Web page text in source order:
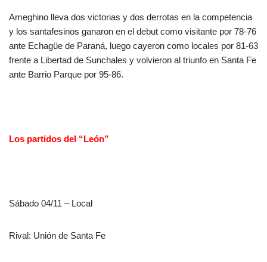
Ameghino lleva dos victorias y dos derrotas en la competencia
y los santafesinos ganaron en el debut como visitante por 78-76
ante Echagüe de Paraná, luego cayeron como locales por 81-63
frente a Libertad de Sunchales y volvieron al triunfo en Santa Fe
ante Barrio Parque por 95-86.
Los partidos del “León”
Sábado 04/11 – Local
Rival: Unión de Santa Fe